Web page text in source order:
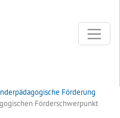
Förderung
Förderschwerpunkt